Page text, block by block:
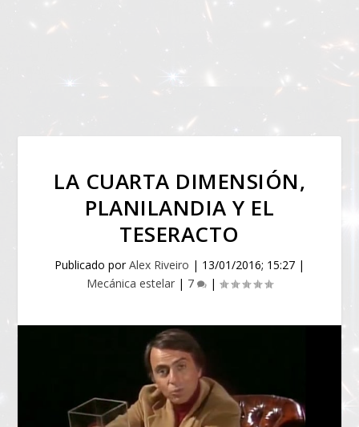
LA CUARTA DIMENSIÓN,
PLANILANDIA Y EL
TESERACTO
Publicado porAlex Riveiro | 13/01/2016; 15:27 |
Mecánica estelar | 7 |